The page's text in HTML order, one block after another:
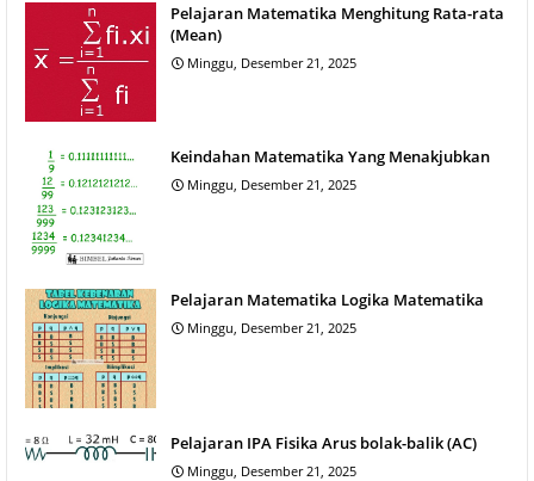
Pelajaran Matematika Menghitung Rata-rata
(Mean)
Minggu, Desember 21, 2025
Keindahan Matematika Yang Menakjubkan
Minggu, Desember 21, 2025
Pelajaran Matematika Logika Matematika
Minggu, Desember 21, 2025
Pelajaran IPA Fisika Arus bolak-balik (AC)
Minggu, Desember 21, 2025